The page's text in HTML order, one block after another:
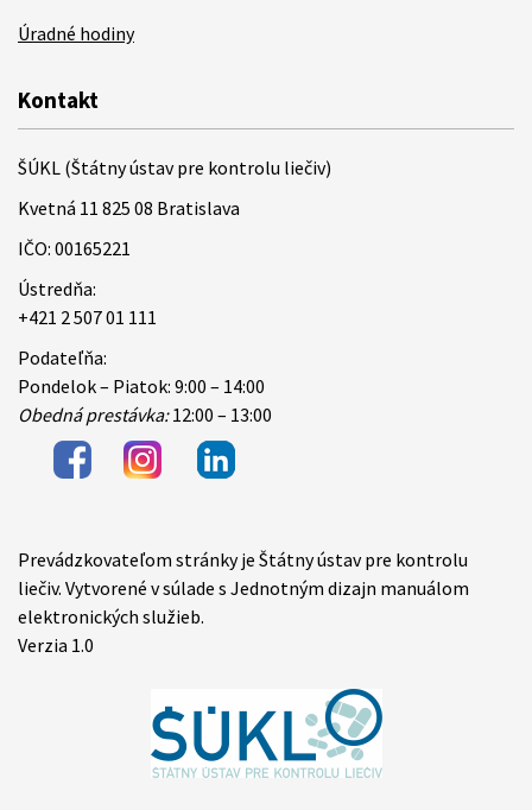
Úradné hodiny
Kontakt
ŠÚKL (Štátny ústav pre kontrolu liečiv)
Kvetná 11 825 08 Bratislava
IČO: 00165221
Ústredňa:
+421 2 507 01 111
Podateľňa:
Pondelok – Piatok: 9:00 – 14:00
Obedná prestávka:12:00 – 13:00
Items
Prevádzkovateľom stránky je Štátny ústav pre kontrolu
liečiv. Vytvorené v súlade s Jednotným dizajn manuálom
elektronických služieb.
Verzia 1.0